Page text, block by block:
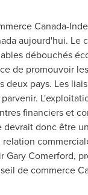
Canada-
aujourd'hui. Le
débouchés
de promouvoir
deux pays. Les
financiers et
devrait donc être
Gary Comerford,
decommerce